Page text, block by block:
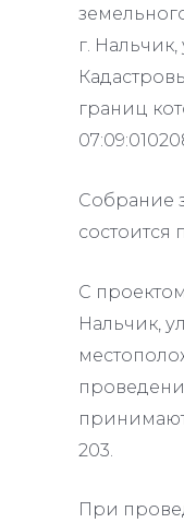
г.
границ
Собрание
состоится
С
Нальчик,
203.
При